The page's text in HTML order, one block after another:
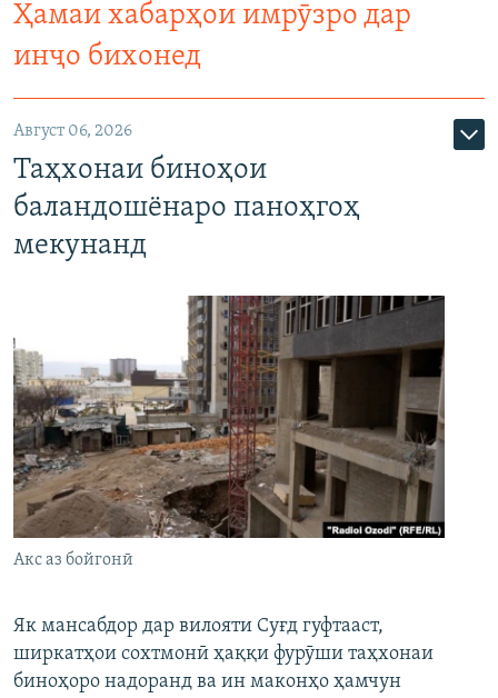
Ҳамаи хабарҳои имрӯзро дар
инҷо бихонед
Август 06, 2026
Таҳхонаи биноҳои
баландошёнаро паноҳгоҳ
мекунанд
Акс аз бойгонӣ
Як мансабдор дар вилояти Суғд гуфтааст,
ширкатҳои сохтмонӣ ҳаққи фурӯши таҳхонаи
биноҳоро надоранд ва ин маконҳо ҳамчун